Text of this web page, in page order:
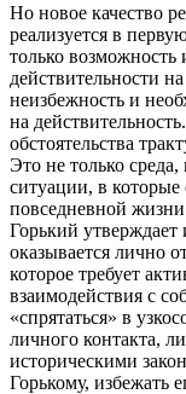
Ho новое качество
реализуется в
только возможность
действительности
неизбежность и
на
обстоятельства
Это не только
ситуации, в которые
повседневной
Горький утверждает
оказывается лично
которое требует
взаимодействия с
«спрятаться» в
личного контакта,
историческими
Горькому, избежать